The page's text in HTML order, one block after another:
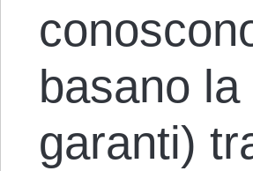
basano
garanti)